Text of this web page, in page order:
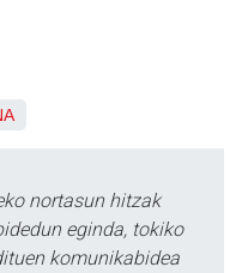
nortasun hitzak
eginda, tokiko
komunikabidea